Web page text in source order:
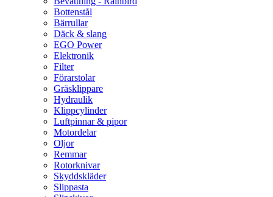
Bottenstål
Bärrullar
Däck & slang
EGO Power
Elektronik
Filter
Förarstolar
Gräsklippare
Hydraulik
Klippcylinder
Luftpinnar & pipor
Motordelar
Oljor
Remmar
Rotorknivar
Skyddskläder
Slippasta